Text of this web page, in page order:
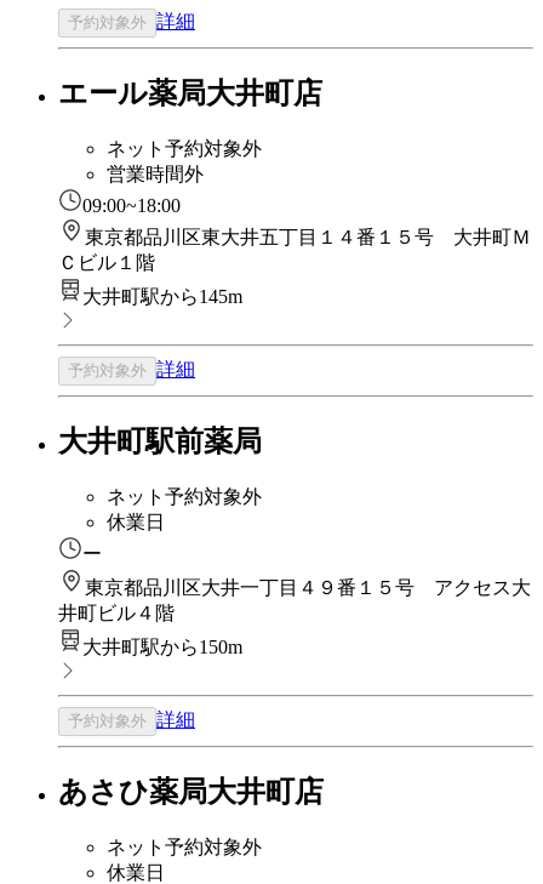
予約対象外 詳細
エール薬局大井町店
ネット予約対象外
営業時間外
09:00~18:00
東京都品川区東大井五丁目１４番１５号 大井町Ｍ
Ｃビル１階
大井町駅から145m
予約対象外 詳細
大井町駅前薬局
ネット予約対象外
休業日
ー
東京都品川区大井一丁目４９番１５号 アクセス大
井町ビル４階
大井町駅から150m
予約対象外 詳細
あさひ薬局大井町店
ネット予約対象外
休業日